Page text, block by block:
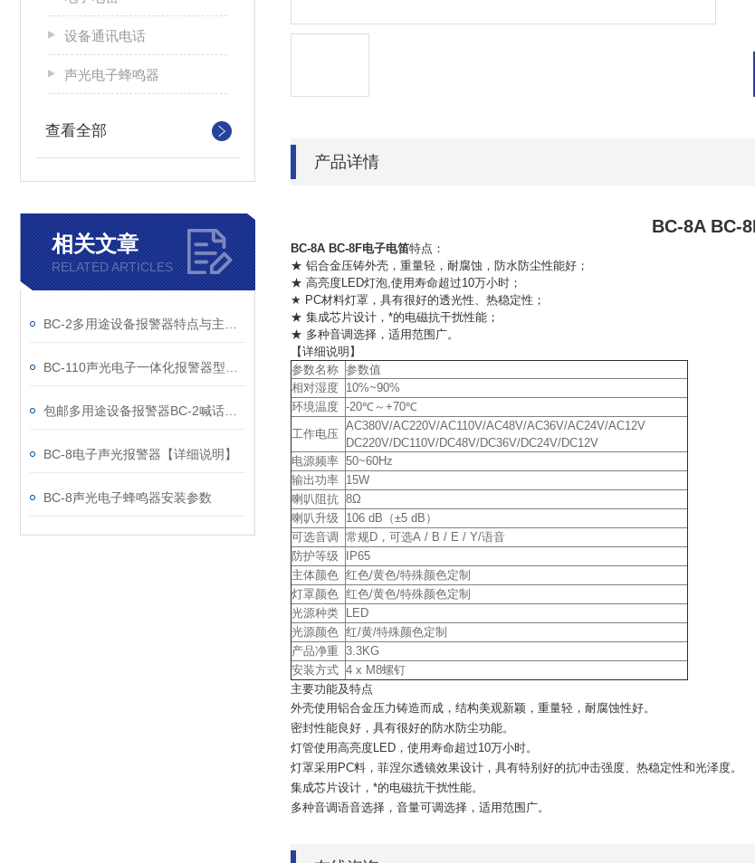
设备通讯电话
声光电子蜂鸣器
查看全部
相关文章
RELATED ARTICLES
BC-8电子声光报警器【详细说明】
BC-8声光电子蜂鸣器安装参数
产品详情
BC-8A BC-
BC-8A BC-8F电子电笛特点：
★ 铝合金压铸外壳，重量轻，耐腐蚀，防水防尘性能好；
★ 高亮度LED灯泡,使用寿命超过10万小时；
★ PC材料灯罩，具有很好的透光性、热稳定性；
★ 集成芯片设计，*的电磁抗干扰性能；
★ 多种音调选择，适用范围广。
【详细说明】
参数名称 参数值
相对湿度 10%~90%
环境温度 -20℃～+70℃
工作电压
AC380V/AC220V/AC110V/AC48V/AC36V/AC24V/AC12V
DC220V/DC110V/DC48V/DC36V/DC24V/DC12V
电源频率 50~60Hz
输出功率 15W
喇叭阻抗 8Ω
喇叭升级
106 dB（±5 dB）
可选音调
常规D，可选A / B / E / Y/语音
防护等级
IP65
主体颜色 红色/黄色/特殊颜色定制
灯罩颜色 红色/黄色/特殊颜色定制
光源种类
LED
光源颜色 红/黄/特殊颜色定制
产品净重 3.3KG
安装方式 4 x M8螺钉
主要功能及特点
外壳使用铝合金压力铸造而成，结构美观新颖，重量轻，耐腐蚀性好。
密封性能良好，具有很好的防水防尘功能。
灯管使用高亮度LED，使用寿命超过10万小时。
灯罩采用PC料，菲涅尔透镜效果设计，具有特别好的抗冲击强度、热稳定性和光泽度。
集成芯片设计，*的电磁抗干扰性能。
多种音调语音选择，音量可调选择，适用范围广。